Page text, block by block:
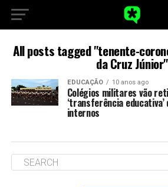
All posts tagged "tenente-
da Cruz Júnior"
EDUCAÇÃO 10 anos ago
Colégios militares vão
‘transferência
internos